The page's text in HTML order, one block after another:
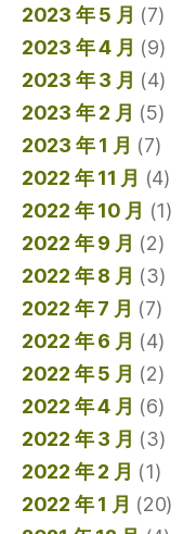
2023 年 5 月 (7)
2023 年 4 月 (9)
2023 年 3 月 (4)
2023 年 2 月 (5)
2023 年 1 月 (7)
2022 年 11 月 (4)
2022 年 10 月 (1)
2022 年 9 月 (2)
2022 年 8 月 (3)
2022 年 7 月 (7)
2022 年 6 月 (4)
2022 年 5 月 (2)
2022 年 4 月 (6)
2022 年 3 月 (3)
2022 年 2 月 (1)
2022 年 1 月 (20)